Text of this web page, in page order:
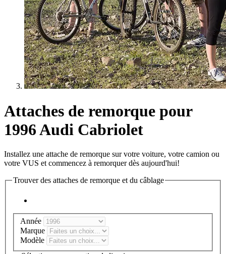
Attaches de remorque pour
1996 Audi Cabriolet
Installez une attache de remorque sur votre voiture, votre camion ou
votre VUS et commencez à remorquer dès aujourd'hui!
Trouver des attaches de remorque et du câblage
Année
Marque
Modèle